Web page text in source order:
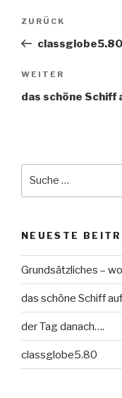
Vorheriger
Beitrag
ZURÜCK
classglobe5.80
Nächster
Beitrag
WEITER
das schöne Schiff
NEUESTE
Grundsätzliches –
das schöne Schiff
der Tag danach….
classglobe5.80